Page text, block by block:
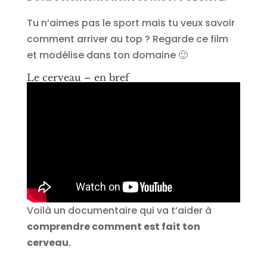
Tu n’aimes pas le sport mais tu veux savoir
comment arriver au top ? Regarde ce film
et modélise dans ton domaine 🙂
Le cerveau – en bref
Voilà un documentaire qui va t’aider à
comprendre comment est fait ton
cerveau.